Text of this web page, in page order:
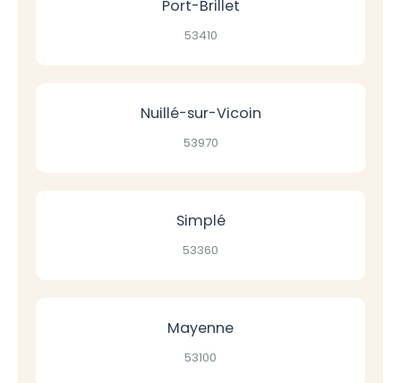
Port-Brillet
53410
Nuillé-sur-Vicoin
53970
Simplé
53360
Mayenne
53100